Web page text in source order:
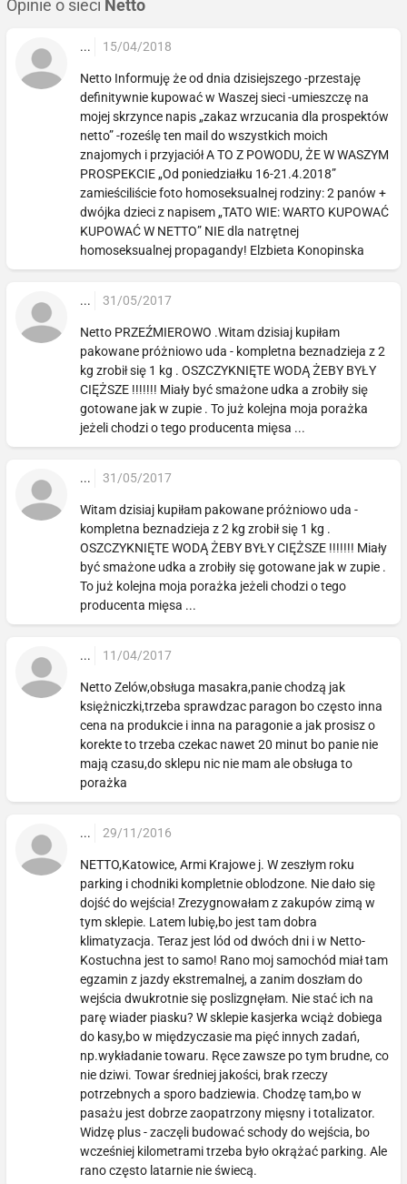
Opinie o sieci Netto
... 15/04/2018
Netto Informuję że od dnia dzisiejszego -przestaję
definitywnie kupować w Waszej sieci -umieszczę na
mojej skrzynce napis „zakaz wrzucania dla prospektów
netto” -roześlę ten mail do wszystkich moich
znajomych i przyjaciół A TO Z POWODU, ŻE W WASZYM
PROSPEKCIE „Od poniedziałku 16-21.4.2018”
zamieściliście foto homoseksualnej rodziny: 2 panów +
dwójka dzieci z napisem „TATO WIE: WARTO KUPOWAĆ
KUPOWAĆ W NETTO” NIE dla natrętnej
homoseksualnej propagandy! Elzbieta Konopinska
... 31/05/2017
Netto PRZEŹMIEROWO .Witam dzisiaj kupiłam
pakowane próżniowo uda - kompletna beznadzieja z 2
kg zrobił się 1 kg . OSZCZYKNIĘTE WODĄ ŻEBY BYŁY
CIĘŻSZE !!!!!!! Miały być smażone udka a zrobiły się
gotowane jak w zupie . To już kolejna moja porażka
jeżeli chodzi o tego producenta mięsa ...
... 31/05/2017
Witam dzisiaj kupiłam pakowane próżniowo uda -
kompletna beznadzieja z 2 kg zrobił się 1 kg .
OSZCZYKNIĘTE WODĄ ŻEBY BYŁY CIĘŻSZE !!!!!!! Miały
być smażone udka a zrobiły się gotowane jak w zupie .
To już kolejna moja porażka jeżeli chodzi o tego
producenta mięsa ...
... 11/04/2017
Netto Zelów,obsługa masakra,panie chodzą jak
księżniczki,trzeba sprawdzac paragon bo często inna
cena na produkcie i inna na paragonie a jak prosisz o
korekte to trzeba czekac nawet 20 minut bo panie nie
mają czasu,do sklepu nic nie mam ale obsługa to
porażka
... 29/11/2016
NETTO,Katowice, Armi Krajowe j. W zeszłym roku
parking i chodniki kompletnie oblodzone. Nie dało się
dojść do wejścia! Zrezygnowałam z zakupów zimą w
tym sklepie. Latem lubię,bo jest tam dobra
klimatyzacja. Teraz jest lód od dwóch dni i w Netto-
Kostuchna jest to samo! Rano moj samochód miał tam
egzamin z jazdy ekstremalnej, a zanim doszłam do
wejścia dwukrotnie się poslizgnęłam. Nie stać ich na
parę wiader piasku? W sklepie kasjerka wciąż dobiega
do kasy,bo w międzyczasie ma pięć innych zadań,
np.wykładanie towaru. Ręce zawsze po tym brudne, co
nie dziwi. Towar średniej jakości, brak rzeczy
potrzebnych a sporo badziewia. Chodzę tam,bo w
pasażu jest dobrze zaopatrzony mięsny i totalizator.
Widzę plus - zaczęli budować schody do wejścia, bo
wcześniej kilometrami trzeba było okrążać parking. Ale
rano często latarnie nie świecą.